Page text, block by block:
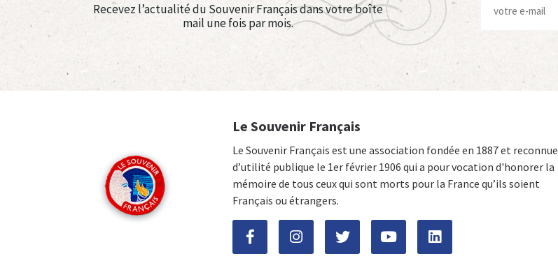
Recevez l’actualité du Souvenir Français dans votre boîte
mail une fois par mois.
Le Souvenir Français
Le Souvenir Français est une association fondée en 1887 et reconnue
d’utilité publique le 1er février 1906 qui a pour vocation d'honorer la
mémoire de tous ceux qui sont morts pour la France qu’ils soient
Français ou étrangers.